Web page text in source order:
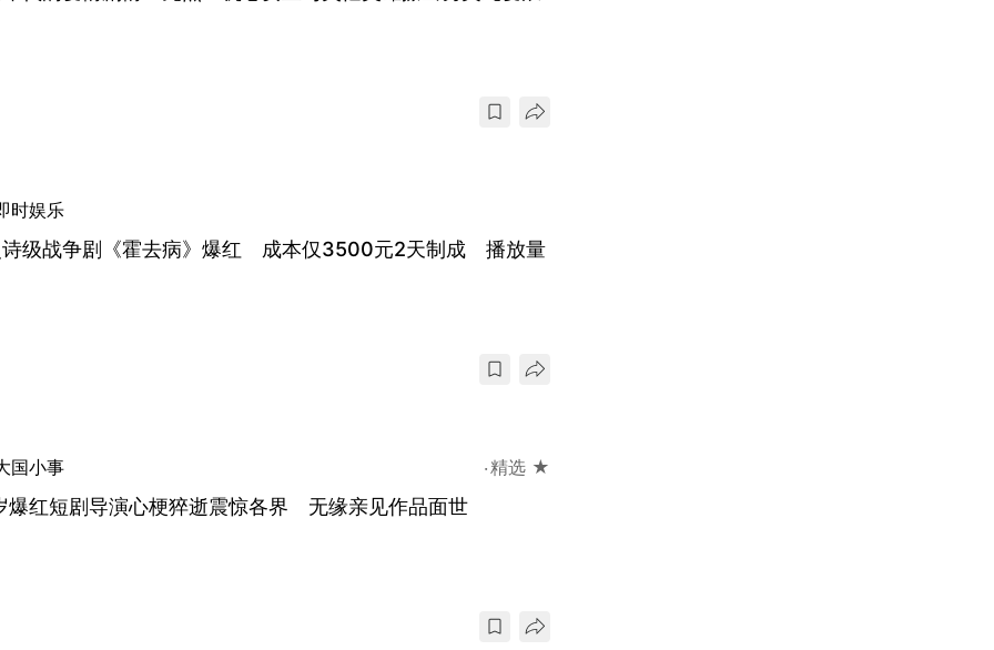
时娱乐
级战争剧《霍去病》爆红 成本仅3500元2天制成 播放量
国小事 精选 ★
爆红短剧导演心梗猝逝震惊各界 无缘亲见作品面世